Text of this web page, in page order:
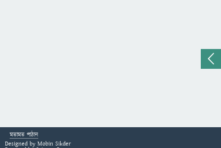
মতামত পাঠান
Designed by Mobin Sikder